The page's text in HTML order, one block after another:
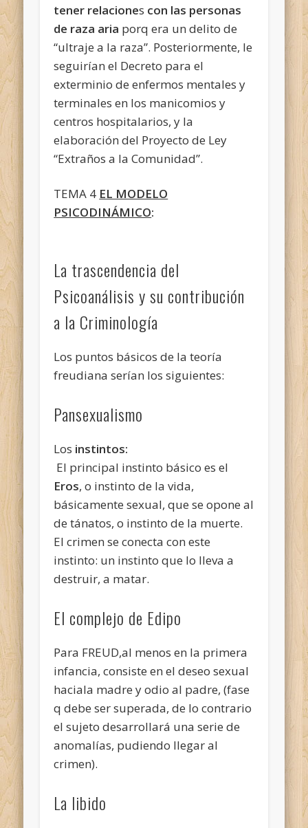
tener relaciones con las personas
de raza aria porq era un delito de
“ultraje a la raza”. Posteriormente, le
seguirían el Decreto para el
exterminio de enfermos mentales y
terminales en los manicomios y
centros hospitalarios, y la
elaboración del Proyecto de Ley
“Extraños a la Comunidad”.
TEMA 4 EL MODELO
PSICODINÁMICO:
La trascendencia del
Psicoanálisis y su contribución
a la Criminología
Los puntos básicos de la teoría
freudiana serían los siguientes:
Pansexualismo
Los instintos:
El principal instinto básico es el
Eros, o instinto de la vida,
básicamente sexual, que se opone al
de tánatos, o instinto de la muerte.
El crimen se conecta con este
instinto: un instinto que lo lleva a
destruir, a matar.
El complejo de Edipo
Para FREUD,al menos en la primera
infancia, consiste en el deseo sexual
haciala madre y odio al padre, (fase
q debe ser superada, de lo contrario
el sujeto desarrollará una serie de
anomalías, pudiendo llegar al
crimen).
La libido